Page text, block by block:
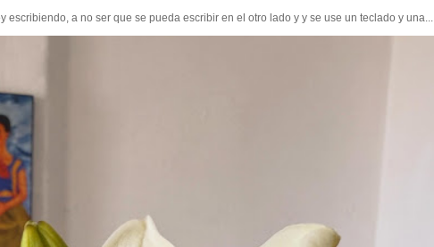
escribiendo, a no ser que se pueda escribir en el otro lado y y se use un teclado y una...